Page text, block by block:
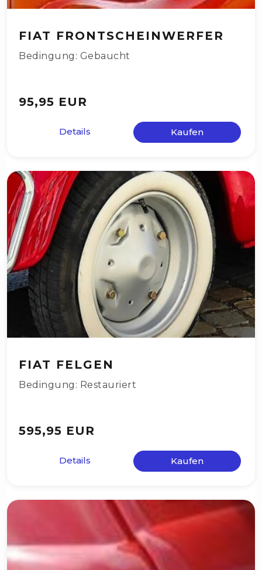
FIAT FRONTSCHEINWERFER
Bedingung: Gebaucht
95,95 EUR
Details Kaufen
FIAT FELGEN
Bedingung: Restauriert
595,95 EUR
Details Kaufen